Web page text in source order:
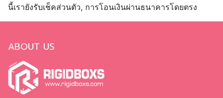
นี้เรายังรับเช็คส่วนตัว, การโอนเงินผ่านธนาคารโดยตรง
ABOUT US